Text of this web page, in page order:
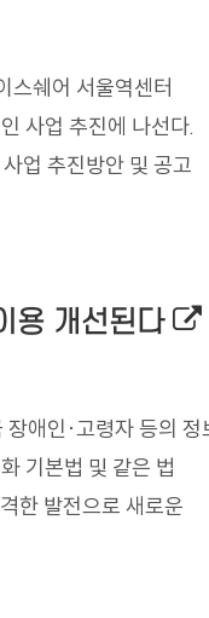
스쉐어 서울역센터
사업 추진에 나선다.
업 추진방안 및 공고
용 개선된다 외
애인·고령자 등의 정
기본법 및 같은 법
한 발전으로 새로운